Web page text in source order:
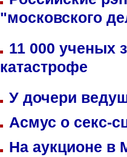
"московского
11 000 ученых
катастрофе
У дочери
Асмус о секс-
На аукционе в